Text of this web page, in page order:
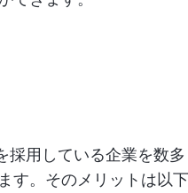
用している企業を数多
す。そのメリットは以